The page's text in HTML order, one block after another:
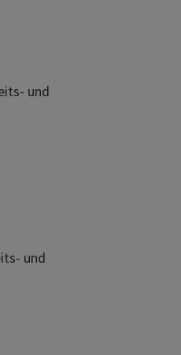
und
und